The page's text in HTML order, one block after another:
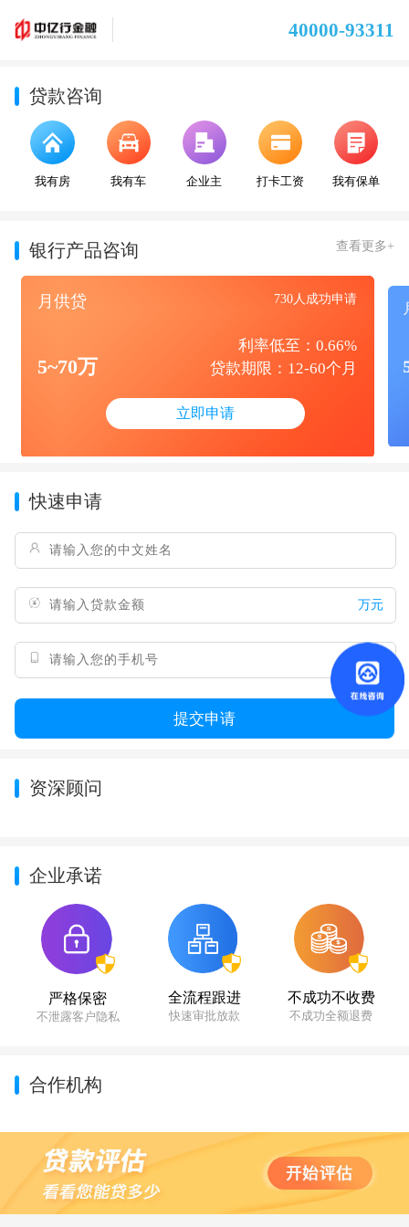
40000-93311
贷款咨询
我有房 我有车 企业主 打卡工资 我有保单
银行产品咨询 查看更多+
月供贷 730人成功申请
5~70万
利率低至：0.66%
贷款期限：12-60个月
立即申请
快速申请
万元
提交申请
资深顾问
企业承诺
严格保密
不泄露客户隐私
全流程跟进
快速审批放款
不成功不收费
不成功全额退费
合作机构